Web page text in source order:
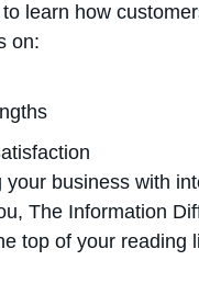
learn how
on:
your business with
The Information
top of your reading